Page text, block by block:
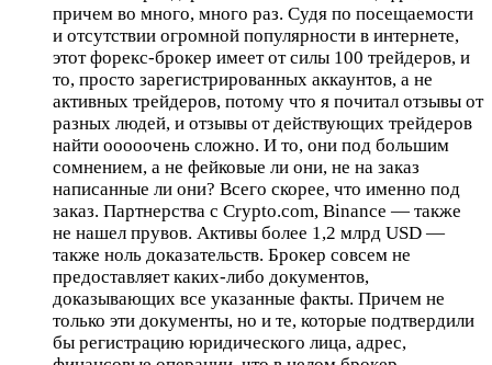
причем во много, много раз. Судя по посещаемости
и отсутствии огромной популярности в интернете,
этот форекс-брокер имеет от силы 100 трейдеров, и
то, просто зарегистрированных аккаунтов, а не
активных трейдеров, потому что я почитал отзывы от
разных людей, и отзывы от действующих трейдеров
найти ооооочень сложно. И то, они под большим
сомнением, а не фейковые ли они, не на заказ
написанные ли они? Всего скорее, что именно под
заказ. Партнерства с Crypto.com, Binance — также
не нашел прувов. Активы более 1,2 млрд USD —
также ноль доказательств. Брокер совсем не
предоставляет каких-либо документов,
доказывающих все указанные факты. Причем не
только эти документы, но и те, которые подтвердили
бы регистрацию юридического лица, адрес,